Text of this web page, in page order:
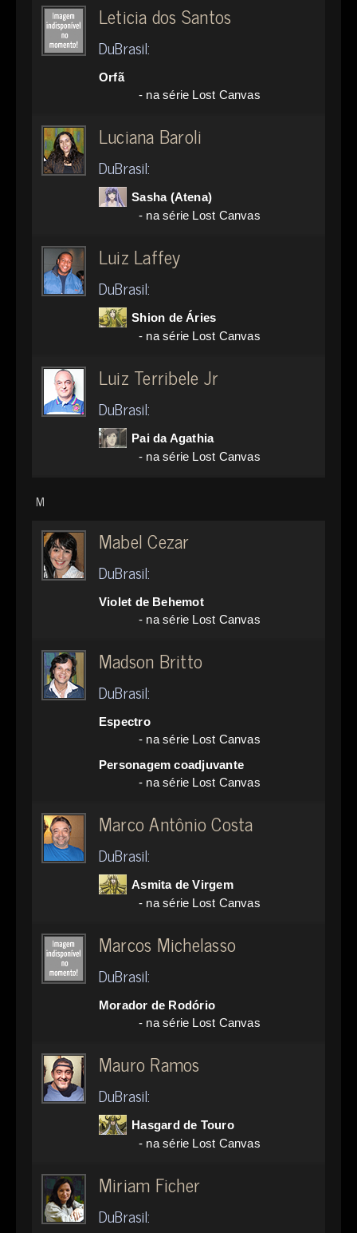
Leticia dos Santos
DuBrasil:
Orfã
- na série Lost Canvas
Luciana Baroli
DuBrasil:
Sasha (Atena)
- na série Lost Canvas
Luiz Laffey
DuBrasil:
Shion de Áries
- na série Lost Canvas
Luiz Terribele Jr
DuBrasil:
Pai da Agathia
- na série Lost Canvas
M
Mabel Cezar
DuBrasil:
Violet de Behemot
- na série Lost Canvas
Madson Britto
DuBrasil:
Espectro
- na série Lost Canvas
Personagem coadjuvante
- na série Lost Canvas
Marco Antônio Costa
DuBrasil:
Asmita de Virgem
- na série Lost Canvas
Marcos Michelasso
DuBrasil:
Morador de Rodório
- na série Lost Canvas
Mauro Ramos
DuBrasil:
Hasgard de Touro
- na série Lost Canvas
Miriam Ficher
DuBrasil: